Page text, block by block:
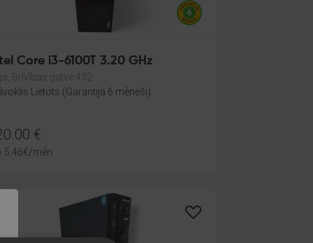
Core i3-6100T 3.20 GHz
Brīvības gatve 432
Lietots (Garantija 6 mēneši)
€
5.46€/mēn.